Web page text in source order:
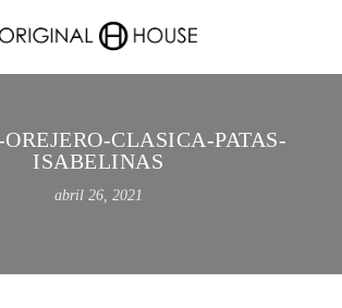
CLASICA-PATAS-
ISABELINAS
abril 26, 2021